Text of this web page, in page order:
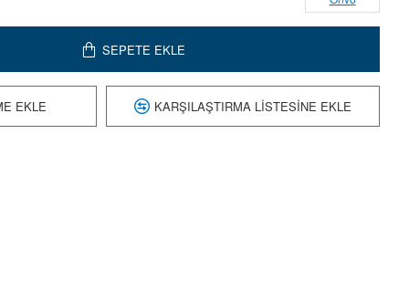
SEPETE EKLE
EKLE KARŞILAŞTIRMA LISTESINE EKLE